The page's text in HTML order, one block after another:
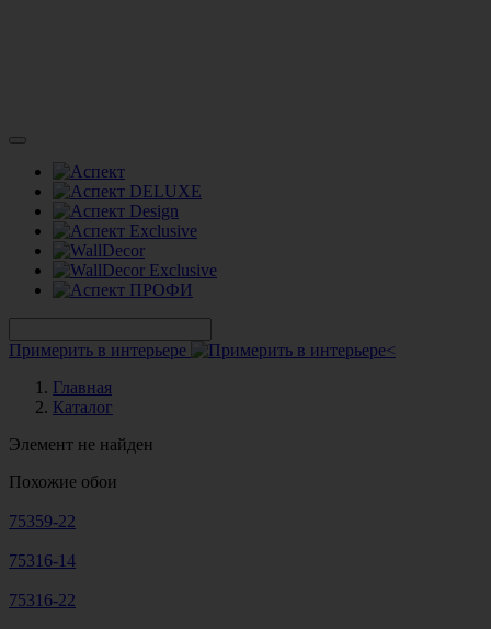
Примерить в интерьере
Главная
Каталог
Элемент не найден
Похожие обои
75359-22
75316-14
75316-22